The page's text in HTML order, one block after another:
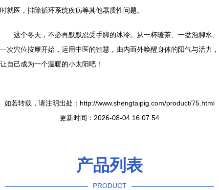
时就医，排除循环系统疾病等其他器质性问题。
这个冬天，不必再默默忍受手脚的冰冷。从一杯暖茶、一盆泡脚水、
一次穴位按摩开始，运用中医的智慧，由内而外唤醒身体的阳气与活力，
让自己成为一个温暖的小太阳吧！
如若转载，请注明出处：http://www.shengtaipig.com/product/75.html
更新时间：2026-08-04 16:07:54
产品列表
PRODUCT